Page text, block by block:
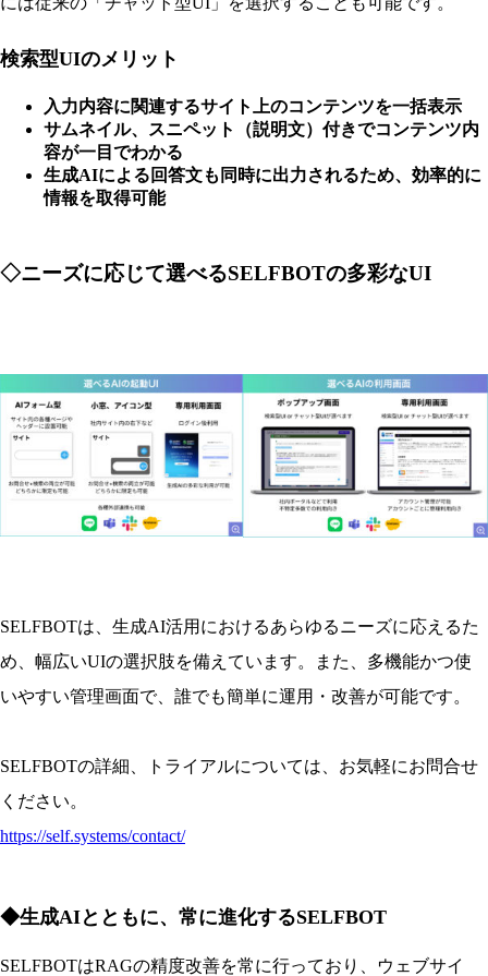
検索型UIのメリット
入力内容に関連するサイト上のコンテンツを一括表示
サムネイル、スニペット（説明文）付きでコンテンツ内
容が一目でわかる
生成AIによる回答文も同時に出力されるため、効率的に
情報を取得可能
◇ニーズに応じて選べるSELFBOTの多彩なUI
SELFBOTは、生成AI活用におけるあらゆるニーズに応えるた
め、幅広いUIの選択肢を備えています。また、多機能かつ使
いやすい管理画面で、誰でも簡単に運用・改善が可能です。
SELFBOTの詳細、トライアルについては、お気軽にお問合せ
ください。
https://self.systems/contact/
◆生成AIとともに、常に進化するSELFBOT
SELFBOTはRAGの精度改善を常に行っており、ウェブサイ